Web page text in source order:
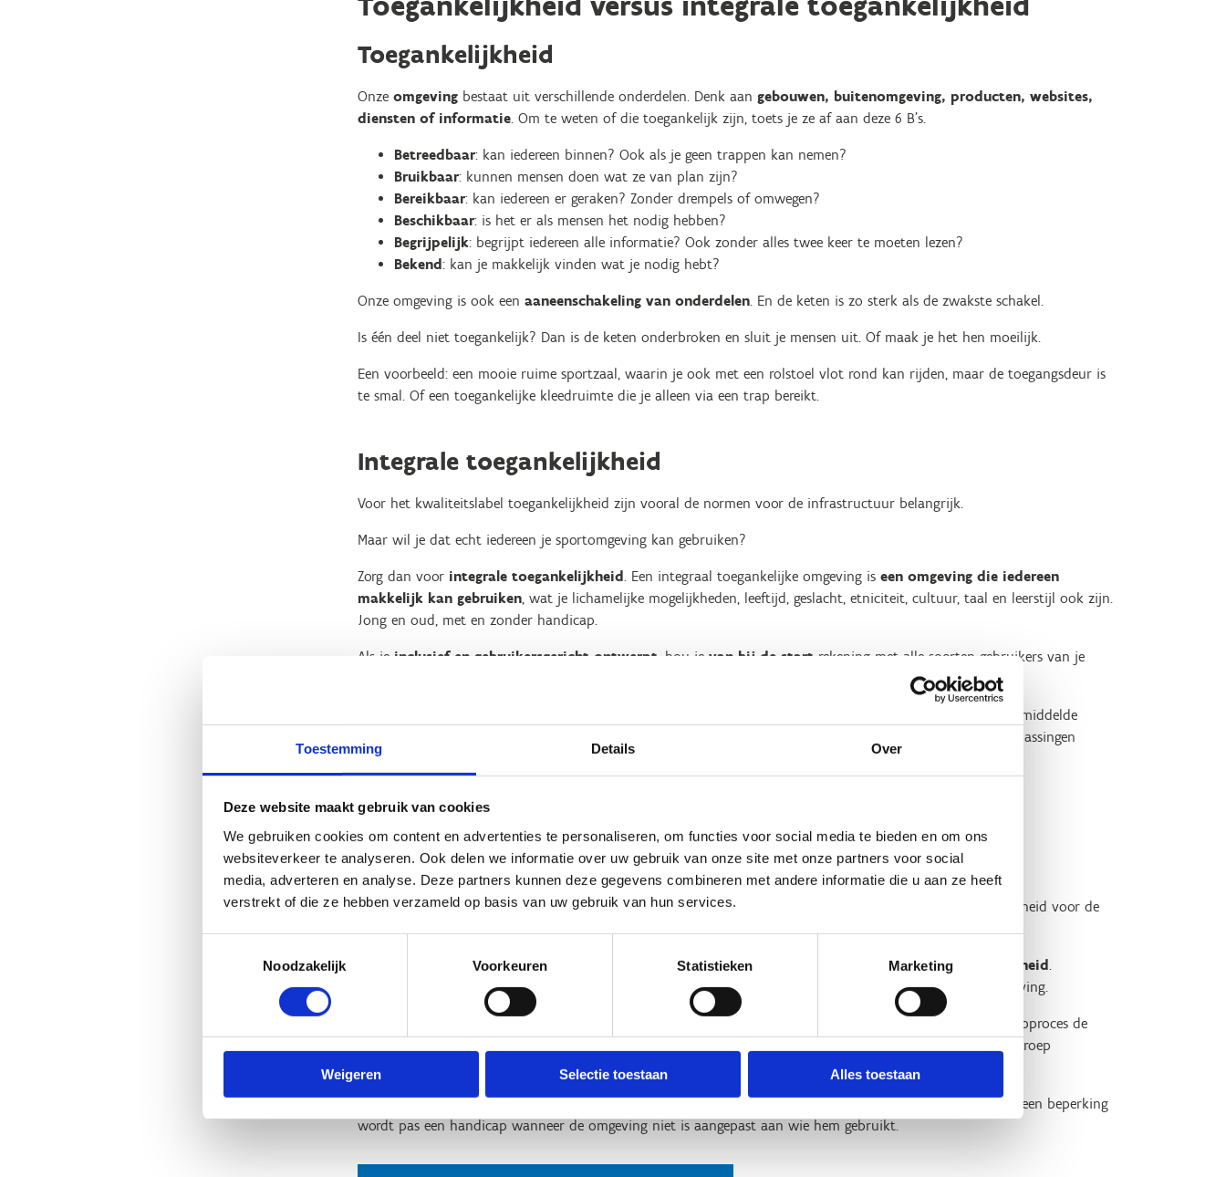
Toestemming Details Over
Deze website maakt gebruik van cookies
We gebruiken cookies om content en advertenties te personaliseren, om functies voor social media te bieden en om ons
websiteverkeer te analyseren. Ook delen we informatie over uw gebruik van onze site met onze partners voor social
media, adverteren en analyse. Deze partners kunnen deze gegevens combineren met andere informatie die u aan ze heeft
verstrekt of die ze hebben verzameld op basis van uw gebruik van hun services.
Noodzakelijk
Voorkeuren Statistieken Marketing
Weigeren Selectie toestaan Alles toestaan
Toegankelijkheid
Onze omgeving bestaat uit verschillende onderdelen. Denk aan gebouwen, buitenomgeving, producten, websites,
diensten of informatie. Om te weten of die toegankelijk zijn, toets je ze af aan deze 6 B’s.
Betreedbaar: kan iedereen binnen? Ook als je geen trappen kan nemen?
Bruikbaar: kunnen mensen doen wat ze van plan zijn?
Bereikbaar: kan iedereen er geraken? Zonder drempels of omwegen?
Beschikbaar: is het er als mensen het nodig hebben?
Begrijpelijk: begrijpt iedereen alle informatie? Ook zonder alles twee keer te moeten lezen?
Bekend: kan je makkelijk vinden wat je nodig hebt?
Onze omgeving is ook een aaneenschakeling van onderdelen. En de keten is zo sterk als de zwakste schakel.
Is één deel niet toegankelijk? Dan is de keten onderbroken en sluit je mensen uit. Of maak je het hen moeilijk.
Een voorbeeld: een mooie ruime sportzaal, waarin je ook met een rolstoel vlot rond kan rijden, maar de toegangsdeur is
te smal. Of een toegankelijke kleedruimte die je alleen via een trap bereikt.
Integrale toegankelijkheid
Voor het kwaliteitslabel toegankelijkheid zijn vooral de normen voor de infrastructuur belangrijk.
Maar wil je dat echt iedereen je sportomgeving kan gebruiken?
Zorg dan voor integrale toegankelijkheid. Een integraal toegankelijke omgeving is een omgeving die iedereen
makkelijk kan gebruiken, wat je lichamelijke mogelijkheden, leeftijd, geslacht, etniciteit, cultuur, taal en leerstijl ook zijn.
Jong en oud, met en zonder handicap.
Als je inclusief en gebruikersgericht ontwerpt , hou je van bij de start rekening met alle soorten gebruikers van je
Je werkt dus niet met afzonderlijke aanpassingen voor elke sporter of toeschouwer die anders is dan de gemiddelde
voor aanpassingen
achteraf.
Ontwerpen voor iedereen
Ontwerpen voor iedereen is een ontwerpfilosofie en het uitgangspunt voor het kwaliteitslabel toegankelijkheid voor de
Deze ontwerpmethodiek gaat uit van de menselijke diversiteit sociale inclusie en gelijkheid.
Ontwerpen voor iedereen heeft als doel alle mensen gelijke kansen te geven om mee te doen in de samenleving.
Ontwerpen voor iedereen legt de nadruk op creativiteit en inclusie. Je stelt al bij het begin van het ontwerpproces de
vraag hoe je dit gebouw of deze publieke ruimte mooi en functioneel maakt voor een zo groot mogelijke groep
gebruikers.
In deze filosofie past de ontwerper de omgeving aan zijn gebruikers aan en niet omgekeerd.Want een beperking
wordt pas een handicap wanneer de omgeving niet is aangepast aan wie hem gebruikt.